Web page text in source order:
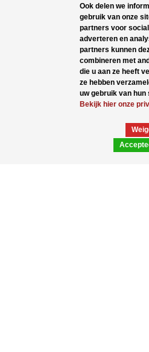
500 ml fles Basic
Round HDPE naturel
24.410
Ook delen we
gebruik van onze
partners voor
adverteren en
partners kunnen
combineren met
die u aan ze heeft
ze hebben
uw gebruik van hun
Bekijk hier onze